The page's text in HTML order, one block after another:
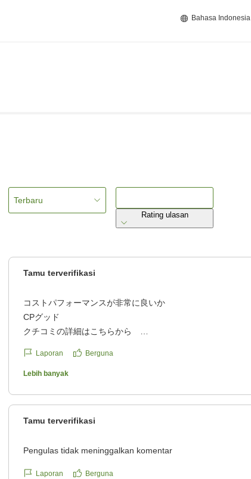
Bahasa Indonesia
Terbaru
Rating ulasan
Tamu terverifikasi
コストパフォーマンスが非常に良いか
CPグッド
クチコミの詳細はこちらから
reviewId=33123478538730
Laporan Berguna
Lebih banyak
Tamu terverifikasi
Pengulas tidak meninggalkan komentar
Laporan Berguna